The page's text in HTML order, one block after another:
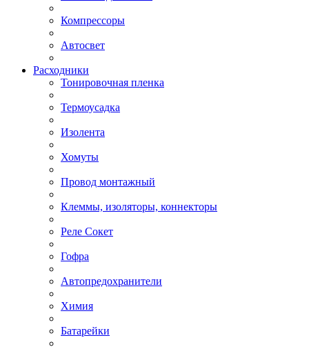
Компрессоры
Автосвет
Расходники
Тонировочная пленка
Термоусадка
Изолента
Хомуты
Провод монтажный
Клеммы, изоляторы, коннекторы
Реле Сокет
Гофра
Автопредохранители
Химия
Батарейки